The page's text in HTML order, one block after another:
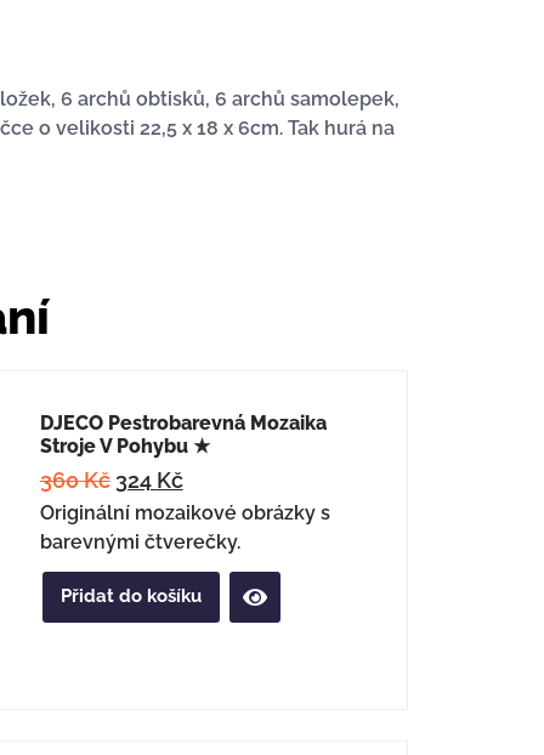
6 archů obtisků, 6 archů samolepek,
o velikosti 22,5 x 18 x 6cm. Tak hurá na
DJECO Pestrobarevná Mozaika
Stroje V Pohybu ★
360Kč 324 Kč
Originální mozaikové obrázky s
barevnými čtverečky.
Přidat do košíku